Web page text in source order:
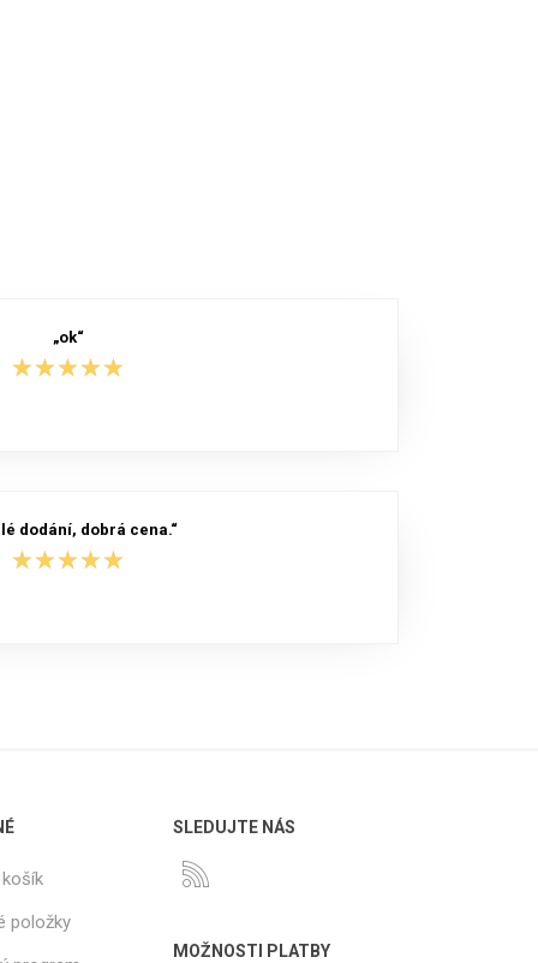
„ok“
★★★★★
★★★★★
dodání, dobrá cena.“
★★★★★
★★★★★
položky
SLEDUJTE NÁS
MOŽNOSTI PLATBY